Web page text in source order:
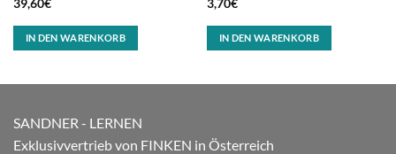
39,60€
IN DEN WARENKORB
3,70€
IN DEN WARENKORB
SANDNER - LERNEN
Exklusivvertrieb von FINKEN in Österreich